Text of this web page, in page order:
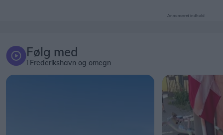
Annonceret indhold
Følg med
i Frederikshavn og omegn